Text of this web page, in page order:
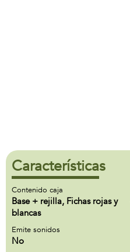
Características
Contenido caja
Base + rejilla, Fichas rojas y
blancas
Emite sonidos
No